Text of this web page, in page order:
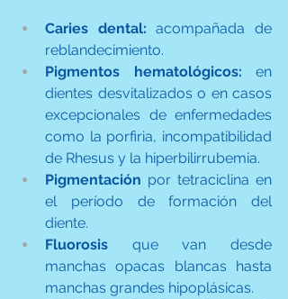
Caries dental: acompañada de
reblandecimiento.
Pigmentos hematológicos: en
dientes desvitalizados o en casos
excepcionales de enfermedades
como la porfiria, incompatibilidad
de Rhesus y la hiperbilirrubemia.
Pigmentación por tetraciclina en
el período de formación del
diente.
Fluorosis que van desde
manchas opacas blancas hasta
manchas grandes hipoplásicas.